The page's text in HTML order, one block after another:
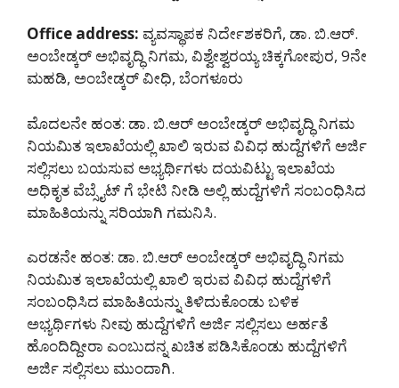
Office address: ವ್ಯವಸ್ಥಾಪಕ ನಿರ್ದೇಶಕರಿಗೆ, ಡಾ. ಬಿ.ಆರ್.
ಅಂಬೇಡ್ಕರ್ ಅಭಿವೃದ್ಧಿ ನಿಗಮ, ವಿಶ್ವೇಶ್ವರಯ್ಯ ಚಿಕ್ಕಗೋಪುರ, 9ನೇ
ಮಹಡಿ, ಅಂಬೇಡ್ಕರ್ ವೀಧಿ, ಬೆಂಗಳೂರು
ಮೊದಲನೇ ಹಂತ: ಡಾ. ಬಿ.ಆರ್ ಅಂಬೇಡ್ಕರ್ ಅಭಿವೃದ್ಧಿ ನಿಗಮ
ನಿಯಮಿತ ಇಲಾಖೆಯಲ್ಲಿ ಖಾಲಿ ಇರುವ ವಿವಿಧ ಹುದ್ದೆಗಳಿಗೆ ಅರ್ಜಿ
ಸಲ್ಲಿಸಲು ಬಯಸುವ ಅಭ್ಯರ್ಥಿಗಳು ದಯವಿಟ್ಟು ಇಲಾಖೆಯ
ಅಧಿಕೃತ ವೆಬ್ಸೈಟ್ ಗೆ ಭೇಟಿ ನೀಡಿ ಅಲ್ಲಿ ಹುದ್ದೆಗಳಿಗೆ ಸಂಬಂಧಿಸಿದ
ಮಾಹಿತಿಯನ್ನು ಸರಿಯಾಗಿ ಗಮನಿಸಿ.
ಎರಡನೇ ಹಂತ: ಡಾ. ಬಿ.ಆರ್ ಅಂಬೇಡ್ಕರ್ ಅಭಿವೃದ್ಧಿ ನಿಗಮ
ನಿಯಮಿತ ಇಲಾಖೆಯಲ್ಲಿ ಖಾಲಿ ಇರುವ ವಿವಿಧ ಹುದ್ದೆಗಳಿಗೆ
ಸಂಬಂಧಿಸಿದ ಮಾಹಿತಿಯನ್ನು ತಿಳಿದುಕೊಂಡು ಬಳಿಕ
ಅಭ್ಯರ್ಥಿಗಳು ನೀವು ಹುದ್ದೆಗಳಿಗೆ ಅರ್ಜಿ ಸಲ್ಲಿಸಲು ಅರ್ಹತೆ
ಹೊಂದಿದ್ದೀರಾ ಎಂಬುದನ್ನ ಖಚಿತ ಪಡಿಸಿಕೊಂಡು ಹುದ್ದೆಗಳಿಗೆ
ಅರ್ಜಿ ಸಲ್ಲಿಸಲು ಮುಂದಾಗಿ.